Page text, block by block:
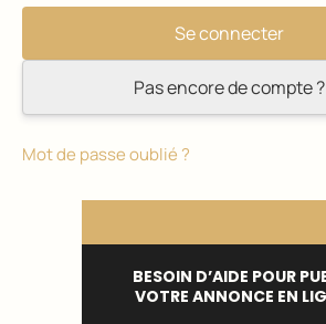
Pas encore de compte ?
Mot de passe oublié ?
BESOIN D’AIDE POUR
VOTRE ANNONCE EN